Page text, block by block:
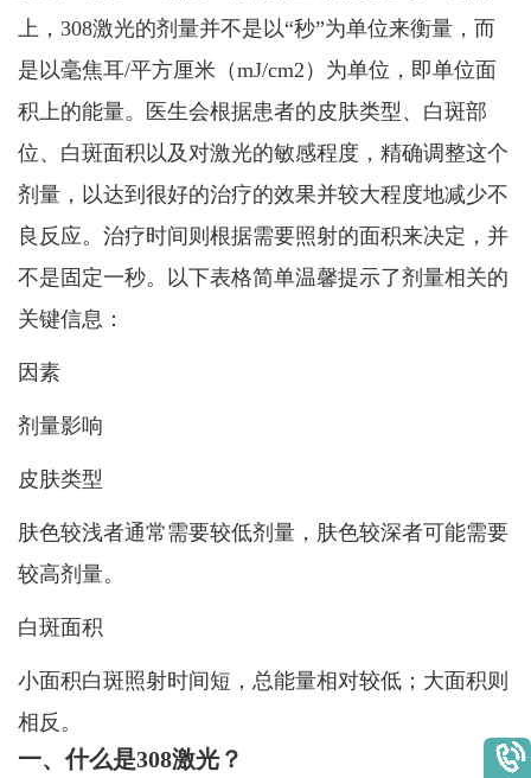
上，308激光的剂量并不是以“秒”为单位来衡量，而
是以毫焦耳/平方厘米（mJ/cm2）为单位，即单位面
积上的能量。医生会根据患者的皮肤类型、白斑部
位、白斑面积以及对激光的敏感程度，精确调整这个
剂量，以达到很好的治疗的效果并较大程度地减少不
良反应。治疗时间则根据需要照射的面积来决定，并
不是固定一秒。以下表格简单温馨提示了剂量相关的
关键信息：
因素
剂量影响
皮肤类型
肤色较浅者通常需要较低剂量，肤色较深者可能需要
较高剂量。
白斑面积
小面积白斑照射时间短，总能量相对较低；大面积则
相反。
一、什么是308激光？